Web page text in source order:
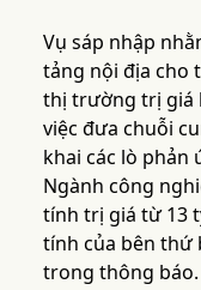
Vụ sáp nhập
tảng nội địa cho
thị trường trị giá
việc đưa chuỗi
khai các lò phản
Ngành công
tính trị giá từ 13
tính của bên thứ
trong thông báo.